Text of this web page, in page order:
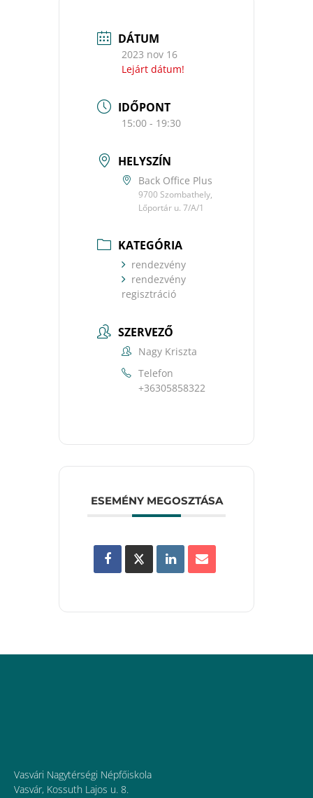
DÁTUM
2023 nov 16
Lejárt dátum!
IDŐPONT
15:00 - 19:30
HELYSZÍN
Back Office Plus
9700 Szombathely,
Lőportár u. 7/A/1
KATEGÓRIA
rendezvény
rendezvény
regisztráció
SZERVEZŐ
Nagy Kriszta
Telefon
+36305858322
ESEMÉNY MEGOSZTÁSA
Vasvári Nagytérségi Népfőiskola
Vasvár, Kossuth Lajos u. 8.